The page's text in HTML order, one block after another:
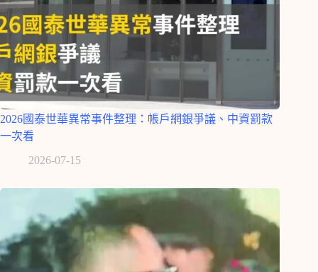
2026國泰世華異常事件整理：帳戶網銀爭議、中資罰款
一次看
2026-07-15